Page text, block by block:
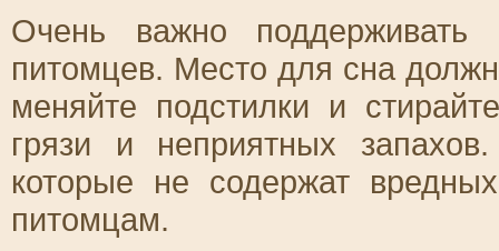
Очень важно
питомцев. Место для сна
меняйте подстилки и
грязи и неприятных
которые не содержат
питомцам.